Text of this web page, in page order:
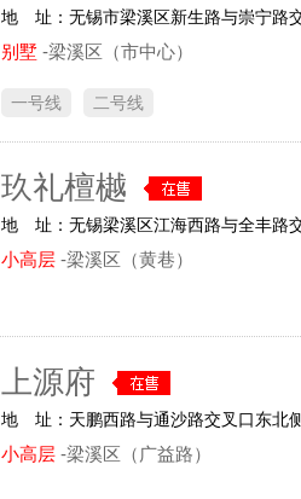
地 址：无锡市梁溪区新生路与崇宁路
别墅 -梁溪区（市中心）
一号线 二号线
玖礼檀樾
地 址：无锡梁溪区江海西路与全丰路
小高层 -梁溪区（黄巷）
上源府
地 址：天鹏西路与通沙路交叉口东北
小高层 -梁溪区（广益路）